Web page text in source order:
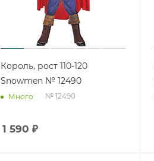
Король, рост 110-120
Snowmen № 12490
Много № 12490
1 590 ₽